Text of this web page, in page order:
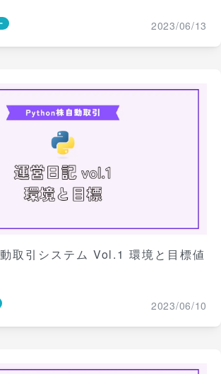
2023/06/13
取引システム Vol.1 環境と目標値
2023/06/10